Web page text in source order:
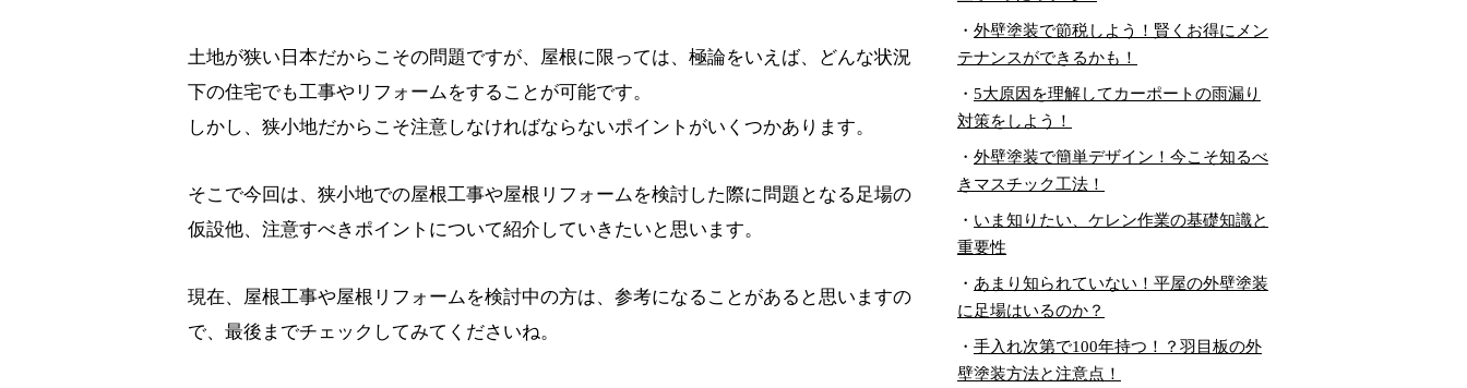
土地が狭い日本だからこその問題ですが、屋根に限っては、極論をいえば、どんな状況
下の住宅でも工事やリフォームをすることが可能です。
しかし、狭小地だからこそ注意しなければならないポイントがいくつかあります。
そこで今回は、狭小地での屋根工事や屋根リフォームを検討した際に問題となる足場の
仮設他、注意すべきポイントについて紹介していきたいと思います。
現在、屋根工事や屋根リフォームを検討中の方は、参考になることがあると思いますの
で、最後までチェックしてみてくださいね。
・ 外壁塗装で節税しよう！賢くお得にメン
テナンスができるかも！
・ 5大原因を理解してカーポートの雨漏り
対策をしよう！
・ 外壁塗装で簡単デザイン！今こそ知るべ
きマスチック工法！
・ いま知りたい、ケレン作業の基礎知識と
重要性
・ あまり知られていない！平屋の外壁塗装
に足場はいるのか？
・ 手入れ次第で100年持つ！？羽目板の外
壁塗装方法と注意点！